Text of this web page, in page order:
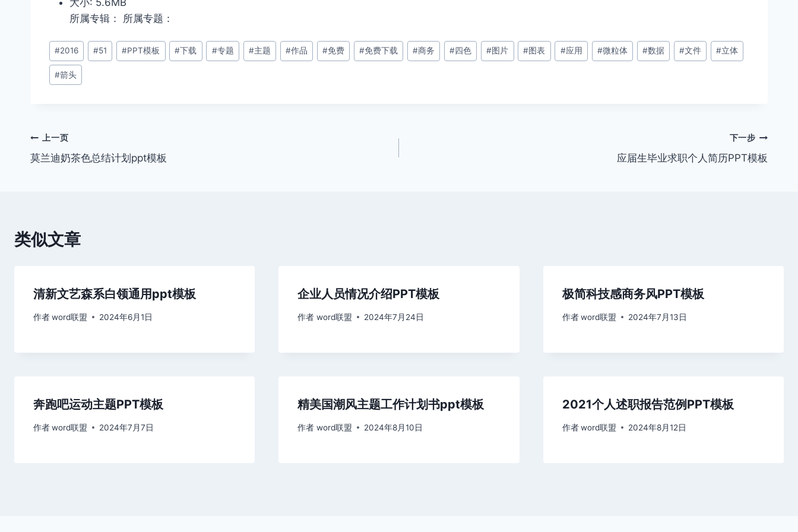
大小: 5.6MB
所属专辑： 所属专题：
文
章
标
#2016 #51 #PPT模板 #下载 #专题 #主题 #作品 #免费 #免费下载 #商务 #四色 #图片 #图表 #应用 #微粒体 #数据 #文件 #立体
#箭头
文
章
上一页
莫兰迪奶茶色总结计划ppt模板
下一步
应届生毕业求职个人简历PPT模板
类似文章
清新文艺森系白领通用ppt模板
作者word联盟 2024年6月1日
企业人员情况介绍PPT模板
作者 word联盟 2024年7月24日
极简科技感商务风PPT模板
作者 word联盟 2024年7月13日
奔跑吧运动主题PPT模板
作者word联盟 2024年7月7日
精美国潮风主题工作计划书ppt模板
作者 word联盟 2024年8月10日
2021个人述职报告范例PPT模板
作者 word联盟 2024年8月12日